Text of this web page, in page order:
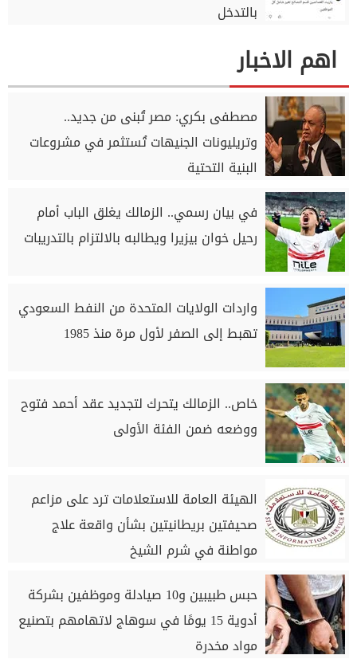
بالتدخل
اهم الاخبار
مصطفى بكري: مصر تُبنى من جديد..
وتريليونات الجنيهات تُستثمر في مشروعات
البنية التحتية
في بيان رسمي.. الزمالك يغلق الباب أمام
رحيل خوان بيزيرا ويطالبه بالالتزام بالتدريبات
واردات الولايات المتحدة من النفط السعودي
تهبط إلى الصفر لأول مرة منذ 1985
خاص.. الزمالك يتحرك لتجديد عقد أحمد فتوح
ووضعه ضمن الفئة الأولى
الهيئة العامة للاستعلامات ترد على مزاعم
صحيفتين بريطانيتين بشأن واقعة علاج
مواطنة في شرم الشيخ
حبس طبيبين و10 صيادلة وموظفين بشركة
أدوية 15 يومًا في سوهاج لاتهامهم بتصنيع
مواد مخدرة